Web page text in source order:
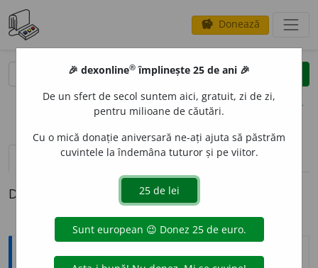
savings Donează
clear
opțiuni
definiții (1)
Definiția cu ID-ul 67345:
Explicative DEX
🎉 dexonline® împlinește 25 de ani 🎉
De un sfert de secol suntem aici, gratuit, zi de zi,
pentru milioane de căutări.
Cu o mică donație aniversară ne-ați ajuta să păstrăm
cuvintele la îndemâna tuturor și pe viitor.